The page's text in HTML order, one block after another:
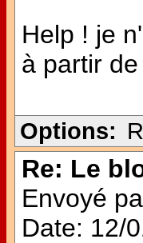
Help ! je
à partir
Options:
Re: Le
Envoyé
Date: 12/